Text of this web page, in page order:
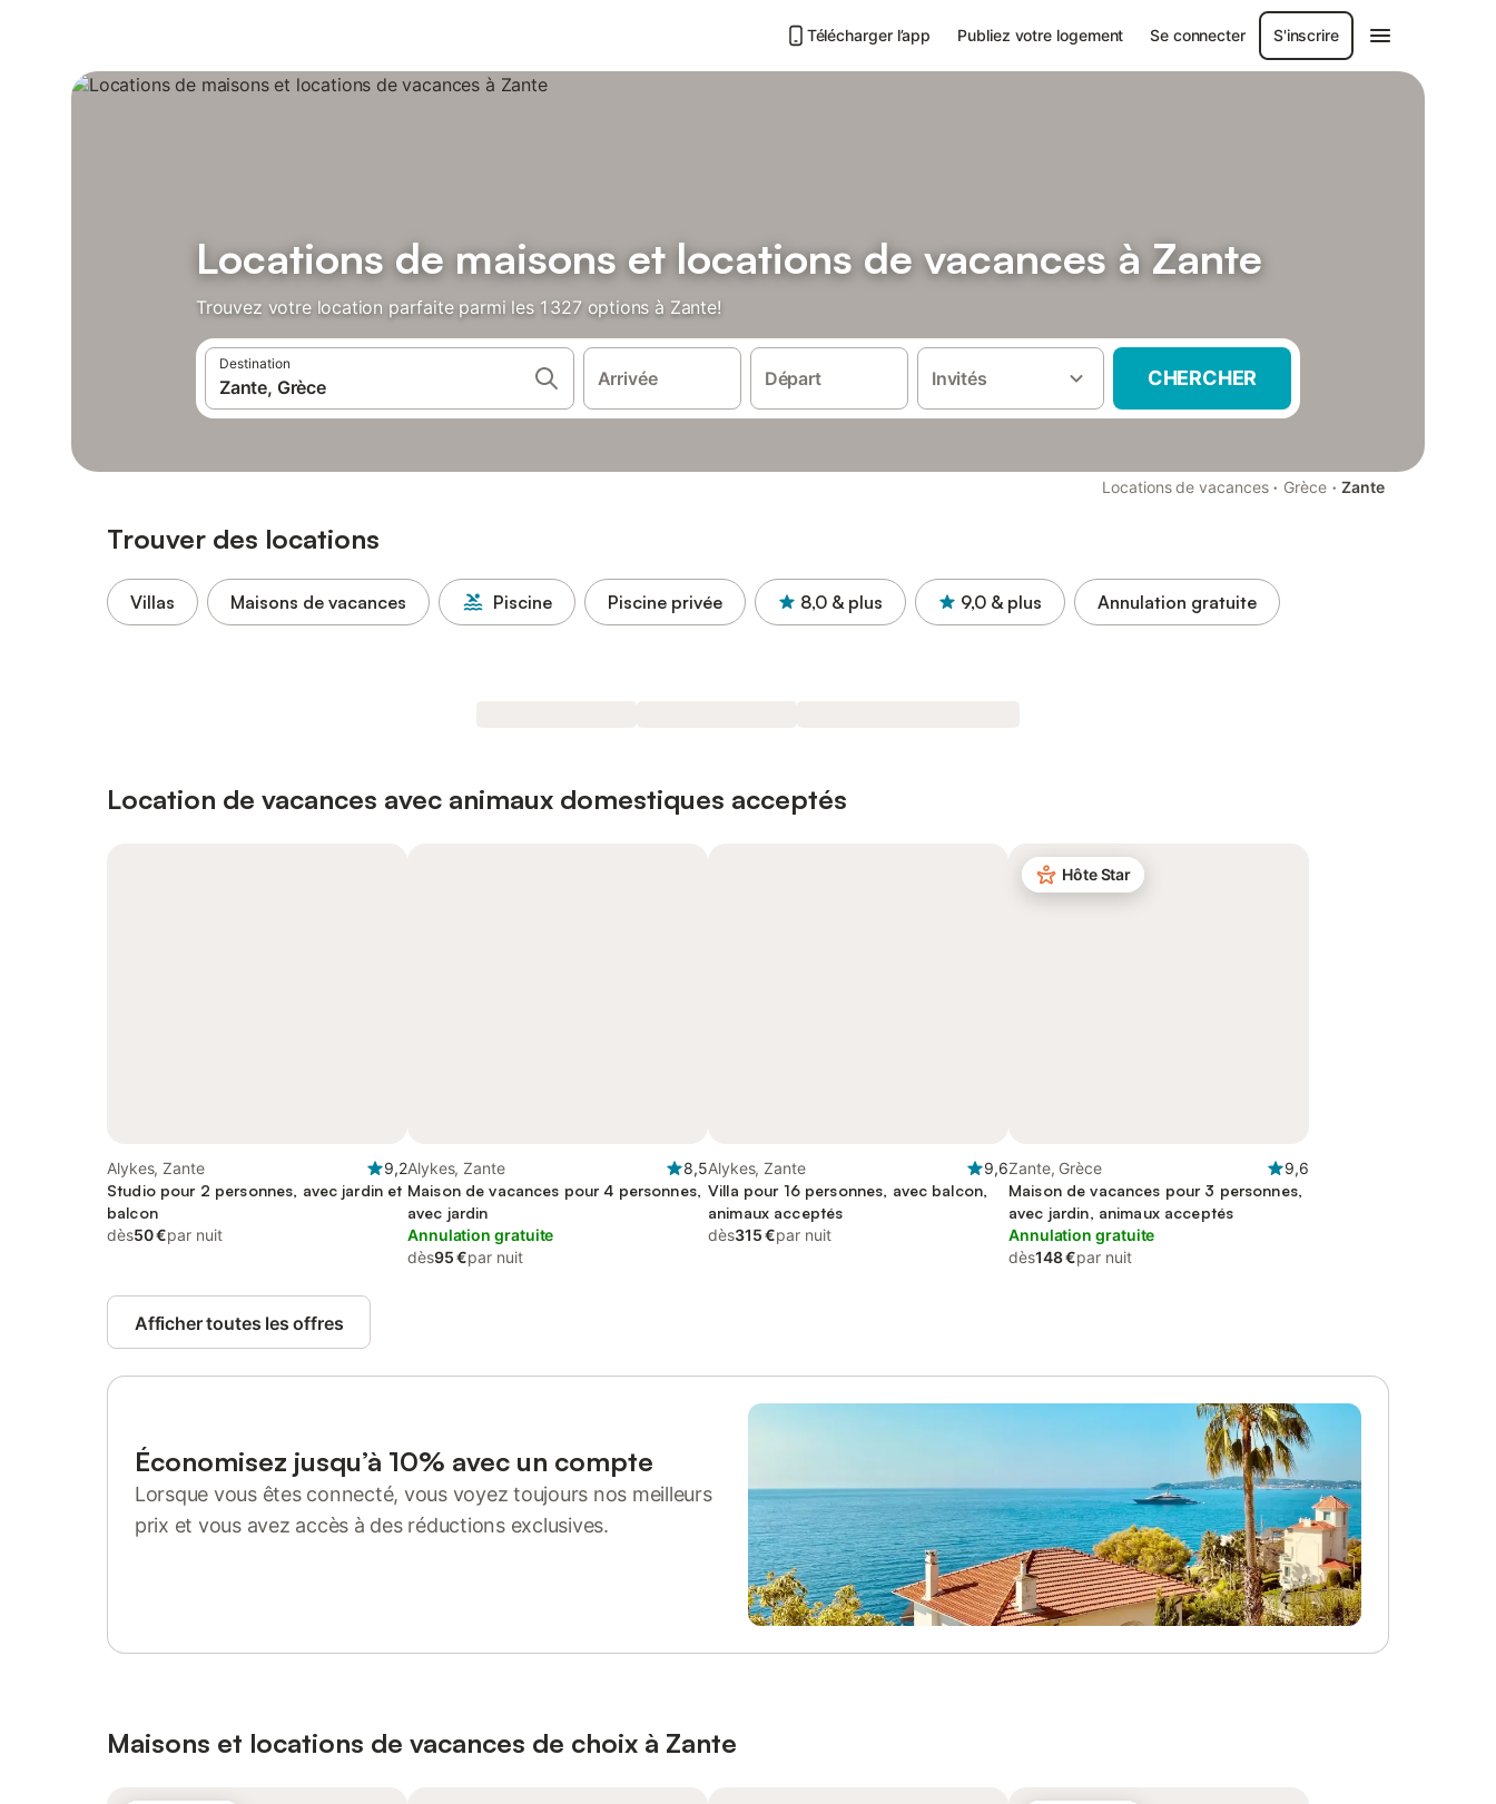
Télécharger l’app Publiez votre logement Se connecter S'inscrire
Locations de maisons et locations de vacances à Zante
Trouvez votre location parfaite parmi les 1 327 options à Zante!
Destination
Arrivée Départ Invités CHERCHER
Locations de vacances · Grèce · Zante
Trouver des locations
Villas Maisons de vacances Piscine Piscine privée 8,0 & plus 9,0 & plus Annulation gratuite
Location de vacances avec animaux domestiques acceptés
Alykes, Zante
9,2
Studio pour 2 personnes, avec jardin et
balcon
dès50 €par nuit
Alykes, Zante
8,5
Maison de vacances pour 4 personnes,
avec jardin
Annulation gratuite
dès95 €par nuit
Alykes, Zante
9,6
Villa pour 16 personnes, avec balcon,
animaux acceptés
dès315 €par nuit
Hôte Star
Zante, Grèce
9,6
Maison de vacances pour 3 personnes,
avec jardin, animaux acceptés
Annulation gratuite
dès148 €par nuit
Afficher toutes les offres
Économisez jusqu’à 10% avec un compte
Lorsque vous êtes connecté, vous voyez toujours nos meilleurs
prix et vous avez accès à des réductions exclusives.
Maisons et locations de vacances de choix à Zante